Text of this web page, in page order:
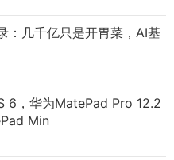
：几千亿只是开胃菜，AI基
6，华为MatePad Pro 12.2
Min